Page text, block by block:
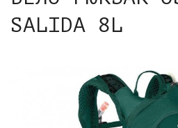
SALIDA 8L